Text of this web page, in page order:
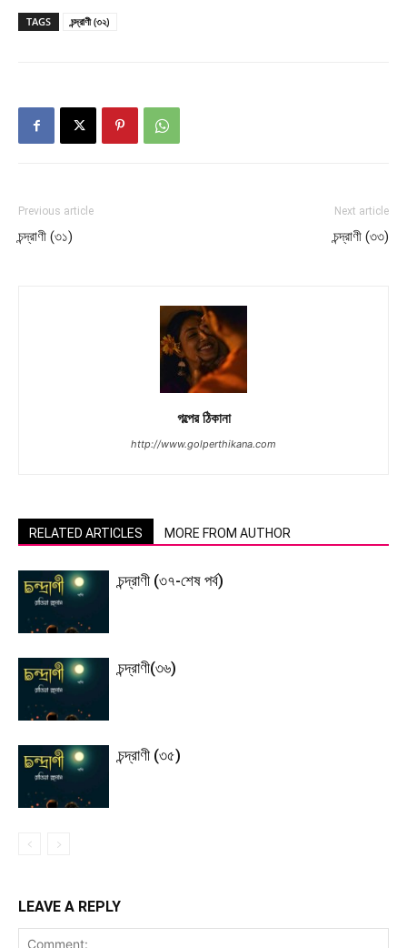
TAGS চন্দ্রাণী (৩২)
Previous article
চন্দ্রাণী (৩১)
Next article
চন্দ্রাণী (৩৩)
গল্পের ঠিকানা
http://www.golperthikana.com
RELATED ARTICLES MORE FROM AUTHOR
চন্দ্রাণী (৩৭-শেষ পর্ব)
চন্দ্রাণী(৩৬)
চন্দ্রাণী (৩৫)
LEAVE A REPLY